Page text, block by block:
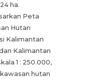
ha.
Peta
Hutan
Kalimantan
Kalimantan
1 : 250.000,
hutan